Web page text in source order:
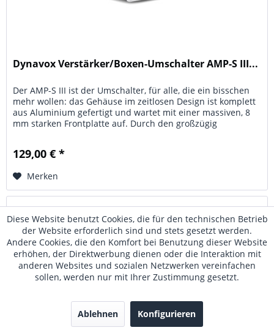
Dynavox Verstärker/Boxen-Umschalter AMP-S III...
Der AMP-S III ist der Umschalter, für alle, die ein bisschen
mehr wollen: das Gehäuse im zeitlosen Design ist komplett
aus Aluminium gefertigt und wartet mit einer massiven, 8
mm starken Frontplatte auf. Durch den großzügig
129,00 € *
Merken
Diese Website benutzt Cookies, die für den technischen Betrieb
der Website erforderlich sind und stets gesetzt werden.
Andere Cookies, die den Komfort bei Benutzung dieser Website
erhöhen, der Direktwerbung dienen oder die Interaktion mit
anderen Websites und sozialen Netzwerken vereinfachen
sollen, werden nur mit Ihrer Zustimmung gesetzt.
Ablehnen Konfigurieren